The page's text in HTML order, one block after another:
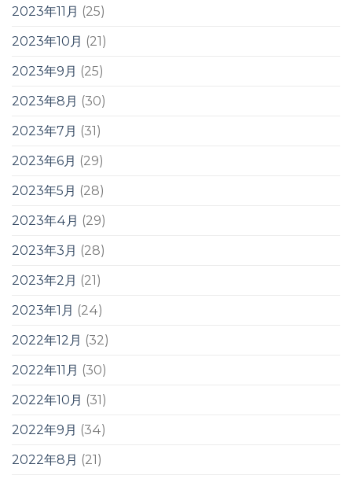
2023年11月 (25)
2023年10月 (21)
2023年9月 (25)
2023年8月 (30)
2023年7月 (31)
2023年6月 (29)
2023年5月 (28)
2023年4月 (29)
2023年3月 (28)
2023年2月 (21)
2023年1月 (24)
2022年12月 (32)
2022年11月 (30)
2022年10月 (31)
2022年9月 (34)
2022年8月 (21)